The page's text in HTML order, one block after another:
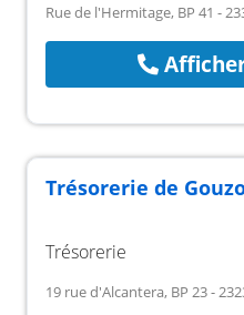
Rue de l'Hermitage, BP 41 -
Trésorerie de
Trésorerie
19 rue d'Alcantera, BP 23 -